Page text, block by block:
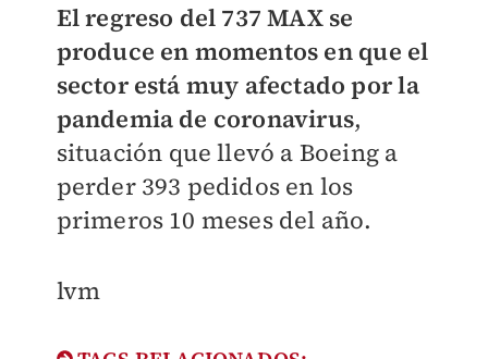
El regreso del 737 MAX se
produce en momentos en que el
sector está muy afectado por la
pandemia de coronavirus,
situación que llevó a Boeing a
perder 393 pedidos en los
primeros 10 meses del año.
lvm​